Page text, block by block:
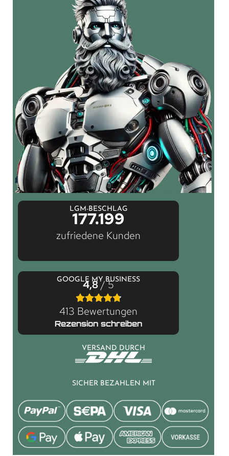
LGM-BESCHLAG
177.199
zufriedene Kunden
GOOGLE MY BUSINESS
4,8/ 5
413 Bewertungen
Rezension schreiben
VERSAND DURCH
SICHER BEZAHLEN MIT